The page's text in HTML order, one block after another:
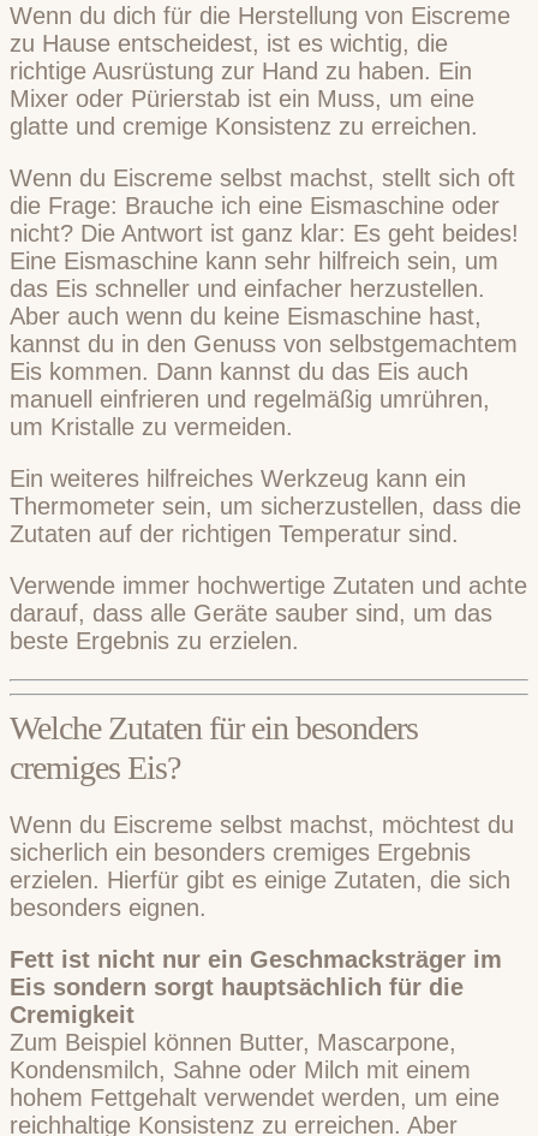
Wenn du dich für die Herstellung von Eiscreme
zu Hause entscheidest, ist es wichtig, die
richtige Ausrüstung zur Hand zu haben. Ein
Mixer oder Pürierstab ist ein Muss, um eine
glatte und cremige Konsistenz zu erreichen.
Wenn du Eiscreme selbst machst, stellt sich oft
die Frage: Brauche ich eine Eismaschine oder
nicht? Die Antwort ist ganz klar: Es geht beides!
Eine Eismaschine kann sehr hilfreich sein, um
das Eis schneller und einfacher herzustellen.
Aber auch wenn du keine Eismaschine hast,
kannst du in den Genuss von selbstgemachtem
Eis kommen. Dann kannst du das Eis auch
manuell einfrieren und regelmäßig umrühren,
um Kristalle zu vermeiden.
Ein weiteres hilfreiches Werkzeug kann ein
Thermometer sein, um sicherzustellen, dass die
Zutaten auf der richtigen Temperatur sind.
Verwende immer hochwertige Zutaten und achte
darauf, dass alle Geräte sauber sind, um das
beste Ergebnis zu erzielen.
Welche Zutaten für ein besonders
cremiges Eis?
Wenn du Eiscreme selbst machst, möchtest du
sicherlich ein besonders cremiges Ergebnis
erzielen. Hierfür gibt es einige Zutaten, die sich
besonders eignen.
Fett ist nicht nur ein Geschmacksträger im
Eis sondern sorgt hauptsächlich für die
Cremigkeit
Zum Beispiel können Butter, Mascarpone,
Kondensmilch, Sahne oder Milch mit einem
hohem Fettgehalt verwendet werden, um eine
reichhaltige Konsistenz zu erreichen. Aber